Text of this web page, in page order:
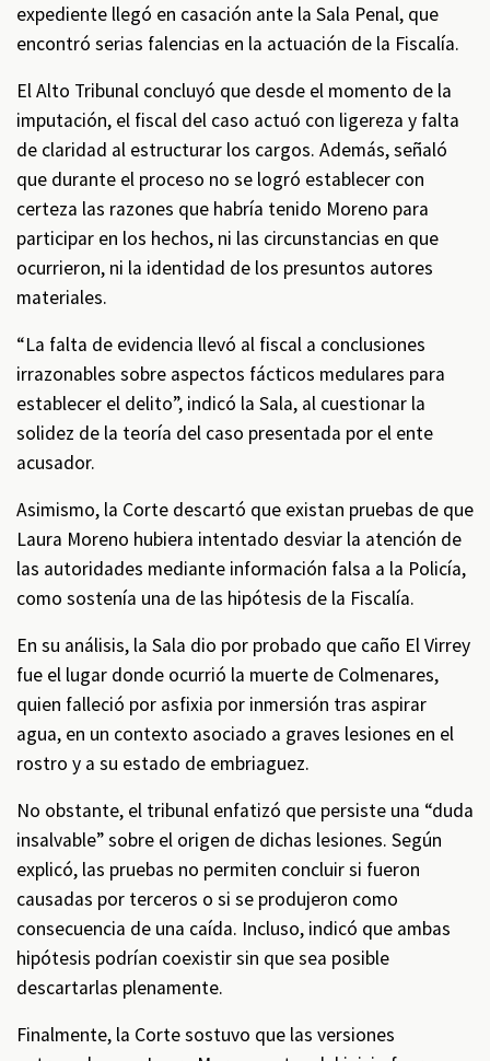
expediente llegó en casación ante la Sala Penal, que
encontró serias falencias en la actuación de la Fiscalía.
El Alto Tribunal concluyó que desde el momento de la
imputación, el fiscal del caso actuó con ligereza y falta
de claridad al estructurar los cargos. Además, señaló
que durante el proceso no se logró establecer con
certeza las razones que habría tenido Moreno para
participar en los hechos, ni las circunstancias en que
ocurrieron, ni la identidad de los presuntos autores
materiales.
“La falta de evidencia llevó al fiscal a conclusiones
irrazonables sobre aspectos fácticos medulares para
establecer el delito”, indicó la Sala, al cuestionar la
solidez de la teoría del caso presentada por el ente
acusador.
Asimismo, la Corte descartó que existan pruebas de que
Laura Moreno hubiera intentado desviar la atención de
las autoridades mediante información falsa a la Policía,
como sostenía una de las hipótesis de la Fiscalía.
En su análisis, la Sala dio por probado que caño El Virrey
fue el lugar donde ocurrió la muerte de Colmenares,
quien falleció por asfixia por inmersión tras aspirar
agua, en un contexto asociado a graves lesiones en el
rostro y a su estado de embriaguez.
No obstante, el tribunal enfatizó que persiste una “duda
insalvable” sobre el origen de dichas lesiones. Según
explicó, las pruebas no permiten concluir si fueron
causadas por terceros o si se produjeron como
consecuencia de una caída. Incluso, indicó que ambas
hipótesis podrían coexistir sin que sea posible
descartarlas plenamente.
Finalmente, la Corte sostuvo que las versiones